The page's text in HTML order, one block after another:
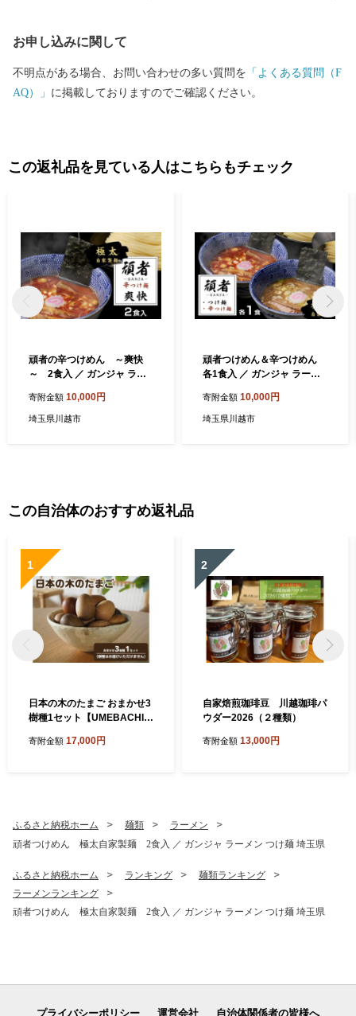
市像に、さまざまな施策を着実に進めていくことで、その実現に
向けて取り組んでいます。 川越市にゆかりのある方、川越市を
応援したい方 ご支援をよろしくお願いします。
お申し込みに関して
不明点がある場合、お問い合わせの多い質問を 「よくある質問（F
AQ）」 に掲載しておりますのでご確認ください。
この返礼品を見ている人はこちらもチェック
頑者の辛つけめん ～爽快
～ 2食入 ／ ガンジャ ラー
寄附金額 10,000円
埼玉県川越市
頑者つけめん＆辛つけめん
各1食入 ／ ガンジャ ラーメ
寄附金額 10,000円
埼玉県川越市
この自治体のおすすめ返礼品
1
日本の木のたまご おまかせ3
樹種1セット【UMEBACHI F
寄附金額 17,000円
2
自家焙煎珈琲豆 川越珈琲パ
ウダー2026（２種類）
寄附金額 13,000円
ふるさと納税ホーム 麺類
ラーメン
頑者つけめん 極太自家製麺 2食入 ／ ガンジャ ラーメン つけ麺 埼玉県
ふるさと納税ホーム ランキング
麺類ランキング
ラーメンランキング
頑者つけめん 極太自家製麺 2食入 ／ ガンジャ ラーメン つけ麺 埼玉県
プライバシーポリシー 運営会社 自治体関係者の皆様へ